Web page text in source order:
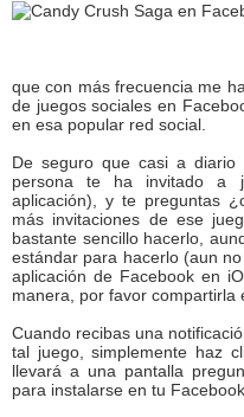
que con más frecuencia me
de juegos sociales en
en esa popular red social.
De seguro que casi a
persona te ha invitado a
aplicación), y te preguntas
más invitaciones de ese
bastante sencillo hacerlo,
estándar para hacerlo (aun
aplicación de Facebook en
manera, por favor compartirla
Cuando recibas una
tal juego, simplemente haz
llevará a una pantalla
para instalarse en tu Facebook.